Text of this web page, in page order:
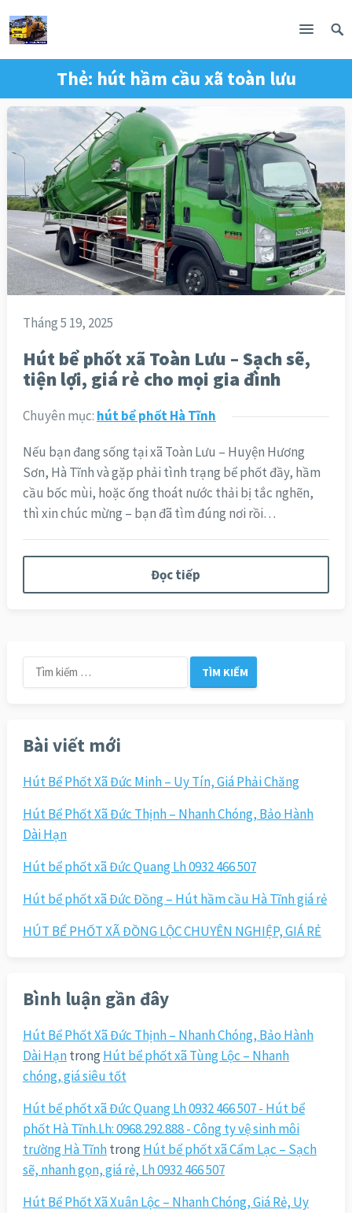
Thẻ: hút hầm cầu xã toàn lưu
Tháng 5 19, 2025
Hút bể phốt xã Toàn Lưu – Sạch sẽ,
tiện lợi, giá rẻ cho mọi gia đình
Chuyên mục: hút bể phốt Hà Tĩnh
Nếu bạn đang sống tại xã Toàn Lưu – Huyện Hương
Sơn, Hà Tĩnh và gặp phải tình trạng bể phốt đầy, hầm
cầu bốc mùi, hoặc ống thoát nước thải bị tắc nghẽn,
thì xin chúc mừng – bạn đã tìm đúng nơi rồi…
Đọc tiếp
Tìm
kiếm
Bài viết mới
Hút Bể Phốt Xã Đức Minh – Uy Tín, Giá Phải Chăng
Hút Bể Phốt Xã Đức Thịnh – Nhanh Chóng, Bảo Hành
Dài Hạn
Hút bể phốt xã Đức Quang Lh 0932 466 507
Hút bể phốt xã Đức Đồng – Hút hầm cầu Hà Tĩnh giá rẻ
HÚT BỂ PHỐT XÃ ĐỒNG LỘC CHUYÊN NGHIỆP, GIÁ RẺ
Bình luận gần đây
Hút Bể Phốt Xã Đức Thịnh – Nhanh Chóng, Bảo Hành
Dài Hạntrong Hút bể phốt xã Tùng Lộc – Nhanh
chóng, giá siêu tốt
Hút bể phốt xã Đức Quang Lh 0932 466 507 - Hút bể
phốt Hà Tĩnh.Lh: 0968.292.888 - Công ty vệ sinh môi
trường Hà Tĩnhtrong Hút bể phốt xã Cẩm Lạc – Sạch
sẽ, nhanh gọn, giá rẻ, Lh 0932 466 507
Hút Bể Phốt Xã Xuân Lộc – Nhanh Chóng, Giá Rẻ, Uy